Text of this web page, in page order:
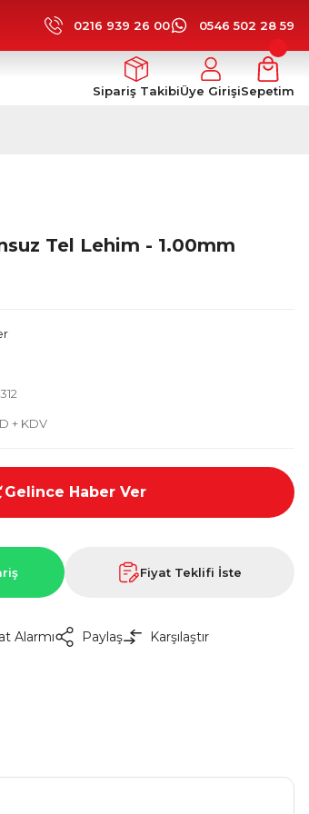
0216 939 26 00 0546 502 28 59
Sipariş TakibiÜye GirişiSepetim
Tel Lehim - 1.00mm
+ KDV
Gelince Haber Ver
Fiyat Teklifi İste
Alarmı Paylaş Karşılaştır